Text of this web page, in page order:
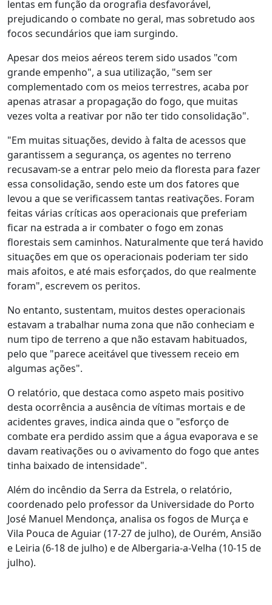
lentas em função da orografia desfavorável,
prejudicando o combate no geral, mas sobretudo aos
focos secundários que iam surgindo.
Apesar dos meios aéreos terem sido usados "com
grande empenho", a sua utilização, "sem ser
complementado com os meios terrestres, acaba por
apenas atrasar a propagação do fogo, que muitas
vezes volta a reativar por não ter tido consolidação".
"Em muitas situações, devido à falta de acessos que
garantissem a segurança, os agentes no terreno
recusavam-se a entrar pelo meio da floresta para fazer
essa consolidação, sendo este um dos fatores que
levou a que se verificassem tantas reativações. Foram
feitas várias críticas aos operacionais que preferiam
ficar na estrada a ir combater o fogo em zonas
florestais sem caminhos. Naturalmente que terá havido
situações em que os operacionais poderiam ter sido
mais afoitos, e até mais esforçados, do que realmente
foram", escrevem os peritos.
No entanto, sustentam, muitos destes operacionais
estavam a trabalhar numa zona que não conheciam e
num tipo de terreno a que não estavam habituados,
pelo que "parece aceitável que tivessem receio em
algumas ações".
O relatório, que destaca como aspeto mais positivo
desta ocorrência a ausência de vítimas mortais e de
acidentes graves, indica ainda que o "esforço de
combate era perdido assim que a água evaporava e se
davam reativações ou o avivamento do fogo que antes
tinha baixado de intensidade".
Além do incêndio da Serra da Estrela, o relatório,
coordenado pelo professor da Universidade do Porto
José Manuel Mendonça, analisa os fogos de Murça e
Vila Pouca de Aguiar (17-27 de julho), de Ourém, Ansião
e Leiria (6-18 de julho) e de Albergaria-a-Velha (10-15 de
julho).